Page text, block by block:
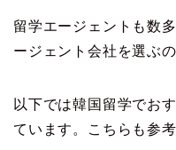
留学エージェントも数
ージェント会社を選ぶ
以下では韓国留学でお
ています。こちらも参